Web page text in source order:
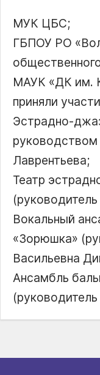
МУК ЦБС;
ГБПОУ РО
МАУК «ДК им.
приняли
Эстрадно-
руководством
Лаврентьева;
Театр
Вокальный
«Зорюшка»
Васильевна
Ансамбль